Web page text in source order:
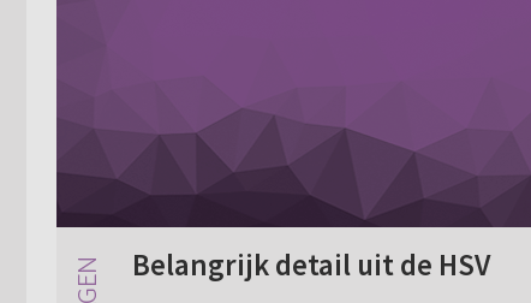
Belangrijk detail uit de HSV